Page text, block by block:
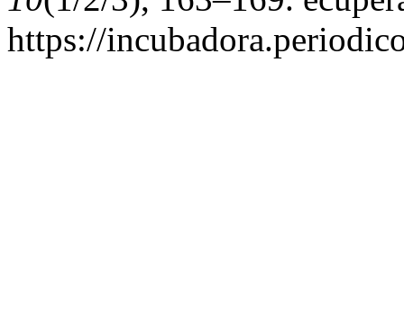
https://